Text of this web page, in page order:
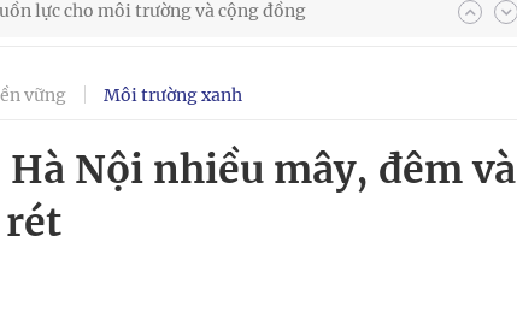
bảo hiểm y tế nếu không đăng ký khám theo yêu
riêng 2026
vực cấp cứu, điều trị đột quỵ
lại khai thác vào ngày 19/8
vững Môi trường xanh
Nội nhiều mây, đêm và
rét